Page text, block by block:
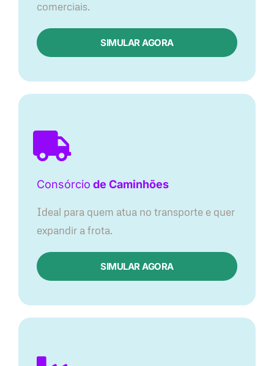
comerciais.
SIMULAR AGORA
Consórcio de Caminhões
Ideal para quem atua no transporte e quer
expandir a frota.
SIMULAR AGORA